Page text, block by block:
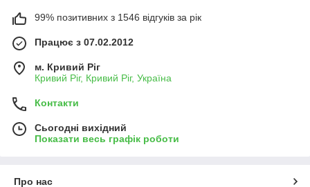
99% позитивних з 1546 відгуків за рік
Працює з 07.02.2012
м. Кривий Ріг
Кривий Ріг, Кривий Ріг, Україна
Контакти
Сьогодні вихідний
Показати весь графік роботи
Про нас